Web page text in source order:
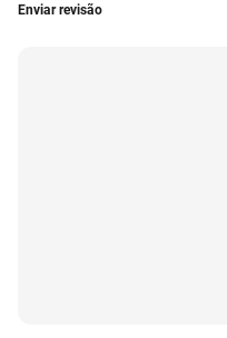
Enviar revisão